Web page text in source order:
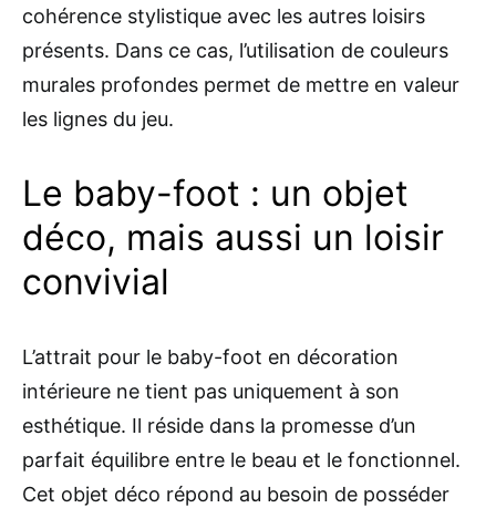
cohérence stylistique avec les autres loisirs
présents. Dans ce cas, l’utilisation de couleurs
murales profondes permet de mettre en valeur
les lignes du jeu.
Le baby-foot : un objet
déco, mais aussi un loisir
convivial
L’attrait pour le baby-foot en décoration
intérieure ne tient pas uniquement à son
esthétique. Il réside dans la promesse d’un
parfait équilibre entre le beau et le fonctionnel.
Cet objet déco répond au besoin de posséder